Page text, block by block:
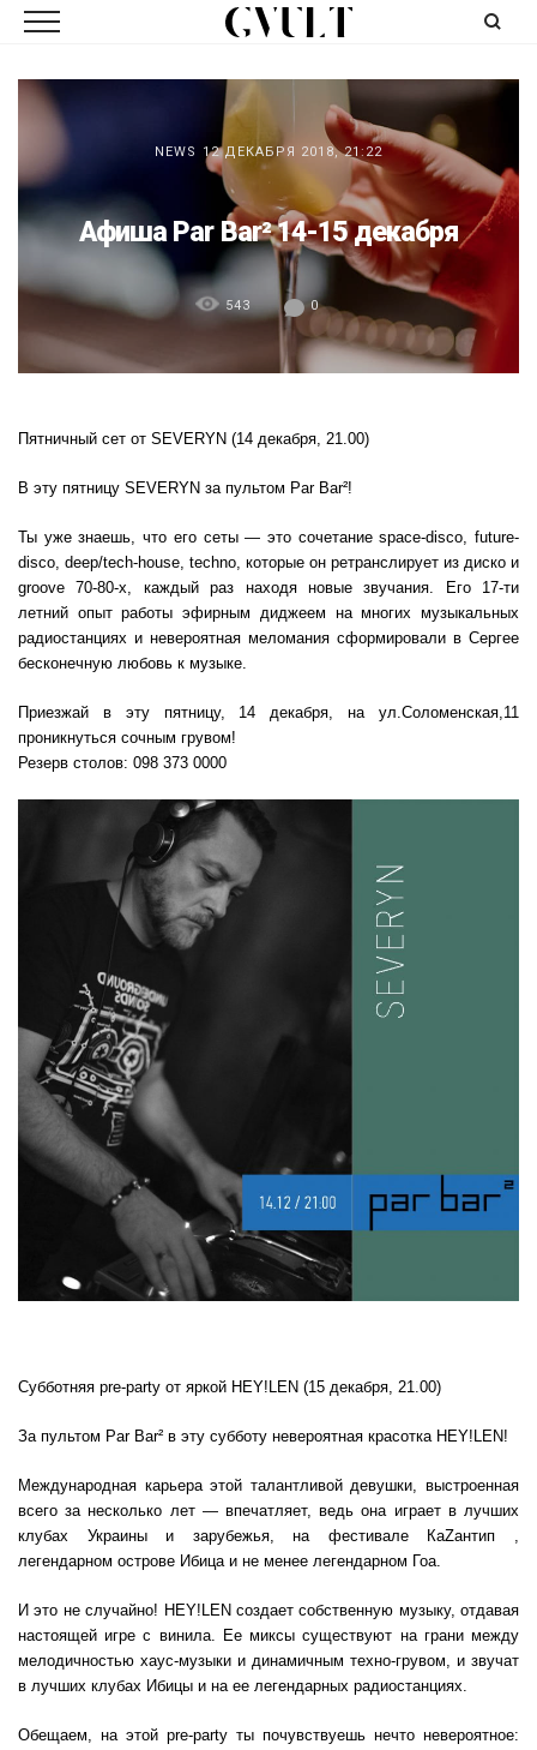
NEWS 12 ДЕКАБРЯ 2018, 21:22
Афиша Par Bar² 14-15 декабря
543 0
Пятничный сет от SEVERYN (14 декабря, 21.00)
В эту пятницу SEVERYN за пультом Par Bar²!
Ты уже знаешь, что его сеты — это сочетание space-disco, future-
disco, deep/tech-house, techno, которые он ретранслирует из диско и
groove 70-80-х, каждый раз находя новые звучания. Его 17-ти
летний опыт работы эфирным диджеем на многих музыкальных
радиостанциях и невероятная меломания сформировали в Сергее
бесконечную любовь к музыке.
Приезжай в эту пятницу, 14 декабря, на ул.Соломенская,11
проникнуться сочным грувом!
Резерв столов: 098 373 0000
Субботняя pre-party от яркой HEY!LEN (15 декабря, 21.00)
За пультом Par Bar² в эту субботу невероятная красотка HEY!LEN!
Международная карьера этой талантливой девушки, выстроенная
всего за несколько лет — впечатляет, ведь она играет в лучших
клубах Украины и зарубежья, на фестивале КаZантип ,
легендарном острове Ибица и не менее легендарном Гоа.
И это не случайно! HEY!LEN создает собственную музыку, отдавая
настоящей игре с винила. Ее миксы существуют на грани между
мелодичностью хаус-музыки и динамичным техно-грувом, и звучат
в лучших клубах Ибицы и на ее легендарных радиостанциях.
Обещаем, на этой pre-party ты почувствуешь нечто невероятное: